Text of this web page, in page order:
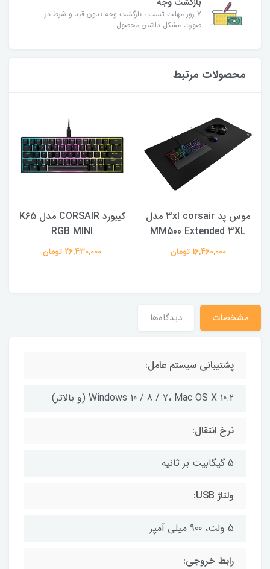
7 روز مهلت تست ، بازگشت وجه بدون قید و شرط در
صورت مشکل داشتن محصول
محصولات مرتبط
موس پد 3xl corsair مدل
MM500 Extended 3XL
16,460,000 تومان
کیبورد CORSAIR مدل K65
RGB MINI
26,430,000 تومان
مشخصات دیدگاه‌ها
پشتیبانی سیستم عامل:
Windows 10 / 8 / 7، Mac OS X 10.2 (و بالاتر)
نرخ انتقال:
5 گیگابیت بر ثانیه
ولتاژ USB:
5 ولت، 900 میلی آمپر
رابط خروجی: